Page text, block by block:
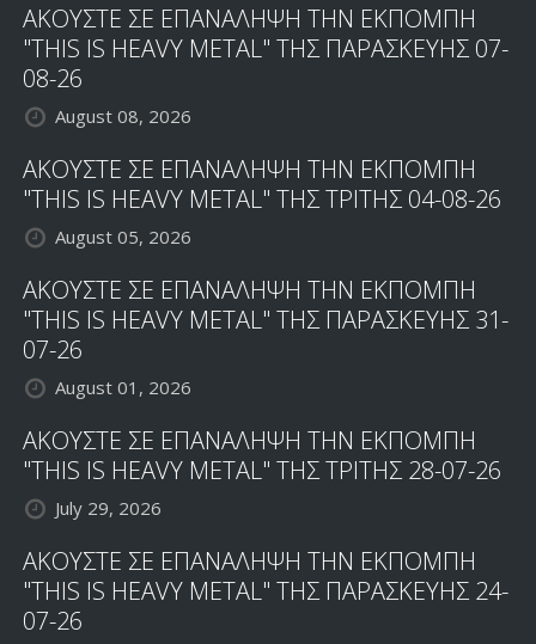
ΑΚΟΥΣΤΕ ΣΕ ΕΠΑΝΑΛΗΨΗ ΤΗΝ ΕΚΠΟΜΠΗ
"THIS IS HEAVY METAL" ΤΗΣ ΠΑΡΑΣΚΕΥΗΣ 07-
08-26
August 08, 2026
ΑΚΟΥΣΤΕ ΣΕ ΕΠΑΝΑΛΗΨΗ ΤΗΝ ΕΚΠΟΜΠΗ
"THIS IS HEAVY METAL" ΤΗΣ ΤΡΙΤΗΣ 04-08-26
August 05, 2026
ΑΚΟΥΣΤΕ ΣΕ ΕΠΑΝΑΛΗΨΗ ΤΗΝ ΕΚΠΟΜΠΗ
"THIS IS HEAVY METAL" ΤΗΣ ΠΑΡΑΣΚΕΥΗΣ 31-
07-26
August 01, 2026
ΑΚΟΥΣΤΕ ΣΕ ΕΠΑΝΑΛΗΨΗ ΤΗΝ ΕΚΠΟΜΠΗ
"THIS IS HEAVY METAL" ΤΗΣ ΤΡΙΤΗΣ 28-07-26
July 29, 2026
ΑΚΟΥΣΤΕ ΣΕ ΕΠΑΝΑΛΗΨΗ ΤΗΝ ΕΚΠΟΜΠΗ
"THIS IS HEAVY METAL" ΤΗΣ ΠΑΡΑΣΚΕΥΗΣ 24-
07-26